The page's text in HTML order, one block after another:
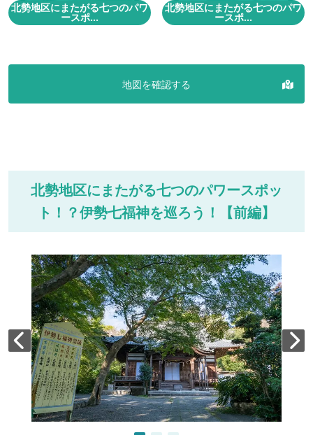
北勢地区にまたがる七つのパワ
ースポ...
北勢地区にまたがる七つのパワ
ースポ...
地図を確認する
北勢地区にまたがる七つのパワースポッ
ト！？伊勢七福神を巡ろう！【前編】